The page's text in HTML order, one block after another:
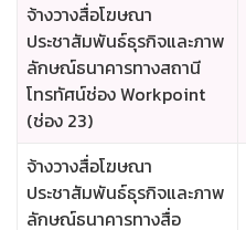
จ้างวางสื่อโฆษณา
ประชาสัมพันธ์ธุรกิจและภาพ
ลักษณ์ธนาคารทางสถานี
โทรทัศน์ช่อง Workpoint
(ช่อง 23)
จ้างวางสื่อโฆษณา
ประชาสัมพันธ์ธุรกิจและภาพ
ลักษณ์ธนาคารทางสื่อ